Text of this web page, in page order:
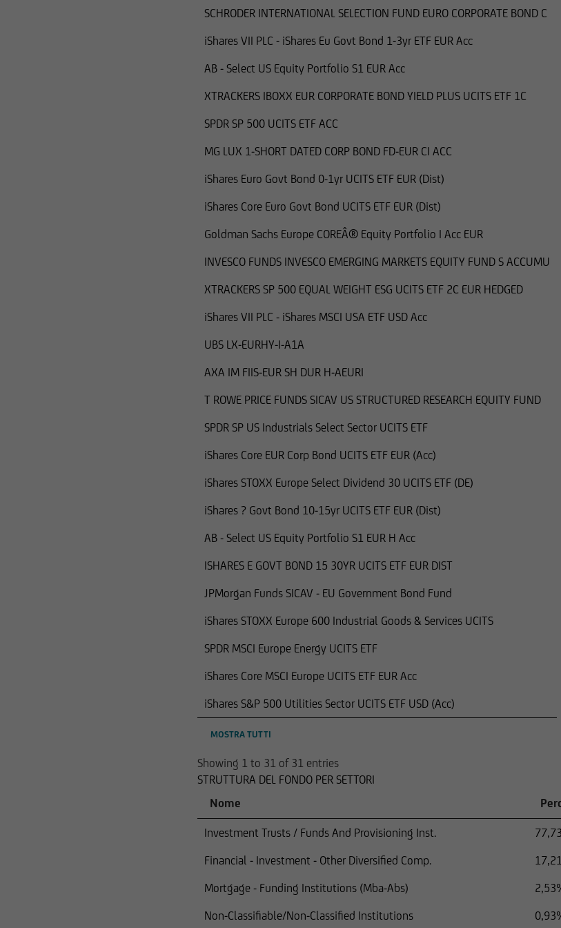
SCHRODER INTERNATIONAL SELECTION FUND EURO CORPORATE BOND C
iShares VII PLC - iShares Eu Govt Bond 1-3yr ETF EUR Acc
AB - Select US Equity Portfolio S1 EUR Acc
XTRACKERS IBOXX EUR CORPORATE BOND YIELD PLUS UCITS ETF 1C
SPDR SP 500 UCITS ETF ACC
MG LUX 1-SHORT DATED CORP BOND FD-EUR CI ACC
iShares Euro Govt Bond 0-1yr UCITS ETF EUR (Dist)
iShares Core Euro Govt Bond UCITS ETF EUR (Dist)
Goldman Sachs Europe COREÂ® Equity Portfolio I Acc EUR
INVESCO FUNDS INVESCO EMERGING MARKETS EQUITY FUND S ACCUMU
XTRACKERS SP 500 EQUAL WEIGHT ESG UCITS ETF 2C EUR HEDGED
iShares VII PLC - iShares MSCI USA ETF USD Acc
UBS LX-EURHY-I-A1A
AXA IM FIIS-EUR SH DUR H-AEURI
T ROWE PRICE FUNDS SICAV US STRUCTURED RESEARCH EQUITY FUND
SPDR SP US Industrials Select Sector UCITS ETF
iShares Core EUR Corp Bond UCITS ETF EUR (Acc)
iShares STOXX Europe Select Dividend 30 UCITS ETF (DE)
iShares ? Govt Bond 10-15yr UCITS ETF EUR (Dist)
AB - Select US Equity Portfolio S1 EUR H Acc
ISHARES E GOVT BOND 15 30YR UCITS ETF EUR DIST
JPMorgan Funds SICAV - EU Government Bond Fund
iShares STOXX Europe 600 Industrial Goods & Services UCITS
SPDR MSCI Europe Energy UCITS ETF
iShares Core MSCI Europe UCITS ETF EUR Acc
iShares S&P 500 Utilities Sector UCITS ETF USD (Acc)
MOSTRA TUTTI
Showing 1 to 31 of 31 entries
STRUTTURA DEL FONDO PER SETTORI
Nome
Investment Trusts / Funds And Provisioning Inst.
Financial - Investment - Other Diversified Comp.
Mortgage - Funding Institutions (Mba-Abs)
Non-Classifiable/Non-Classified Institutions
salvo il caso in cui siano registrati ai sensi del Securities Act o sulla base
I titoli citati nelle seguenti informazioni non possono essere pertanto
delle leggi statunitensi.